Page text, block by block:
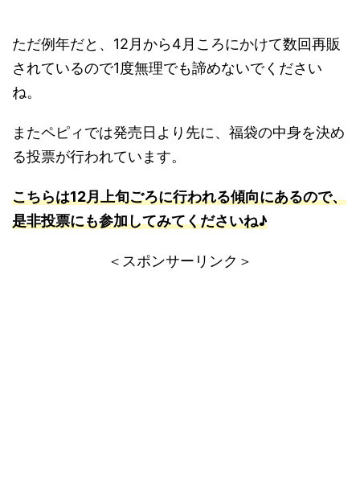
ただ例年だと、12月から4月ころにかけて数回再販
されているので1度無理でも諦めないでください
ね。
またペピィでは発売日より先に、福袋の中身を決め
る投票が行われています。
こちらは12月上旬ごろに行われる傾向にあるので、
是非投票にも参加してみてくださいね♪
＜スポンサーリンク＞